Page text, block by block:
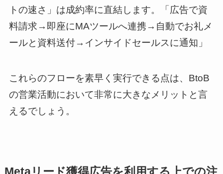
トの速さ」は成約率に直結します。「広告で資
料請求→即座にMAツールへ連携→自動でお礼メ
ールと資料送付→インサイドセールスに通知」
これらのフローを素早く実行できる点は、BtoB
の営業活動において非常に大きなメリットと言
えるでしょう。